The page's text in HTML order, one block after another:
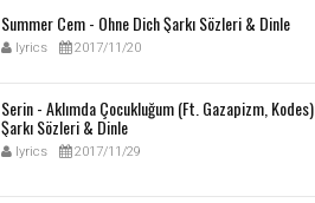
Summer Cem - Ohne Dich Şarkı Sözleri & Dinle
lyrics 2017/11/20
Serin - Aklımda Çocukluğum (Ft. Gazapizm, Kodes)
Şarkı Sözleri & Dinle
lyrics 2017/11/29